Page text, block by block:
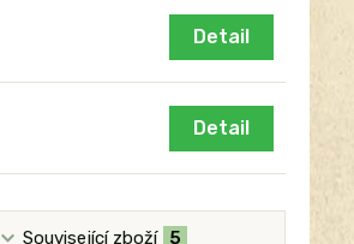
Detail
Detail
Související zboží 5